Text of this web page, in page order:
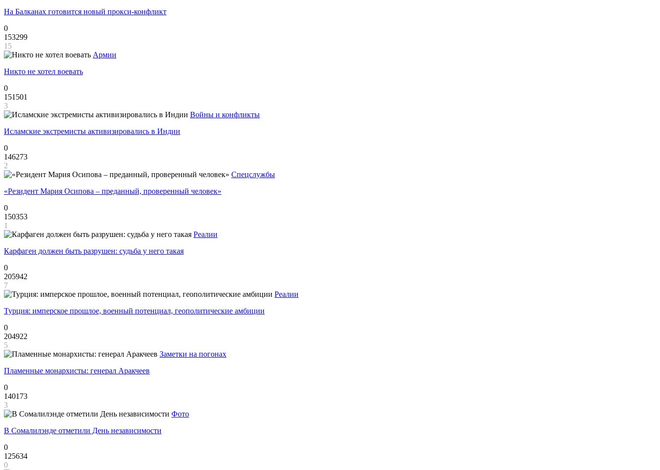
На Балканах готовится новый прокси-конфликт
0
153299
15
Армии
Никто не хотел воевать
0
151501
3
Войны и конфликты
Исламские экстремисты активизировались в Индии
0
146273
2
Спецслужбы
«Резидент Мария Осипова – преданный, проверенный человек»
0
150353
1
Реалии
Карфаген должен быть разрушен: судьба у него такая
0
205942
7
Реалии
Турция: имперское прошлое, военный потенциал, геополитические амбиции
0
204922
5
Заметки на погонах
Пламенные монархисты: генерал Аракчеев
0
140173
3
Фото
В Сомалилэнде отметили День независимости
0
125634
0